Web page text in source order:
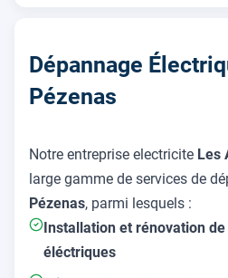
Dépannage
Pézenas
Notre entreprise electricite Les
large gamme de services de
Pézenas, parmi lesquels :
Installation et rénovation
éléctriques